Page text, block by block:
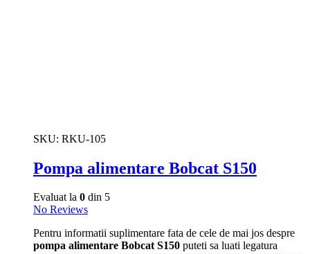
SKU: RKU-105
Pompa alimentare Bobcat S150
Evaluat la 0 din 5
No Reviews
Pentru informatii suplimentare fata de cele de mai jos despre
pompa alimentare Bobcat S150 puteti sa luati legatura